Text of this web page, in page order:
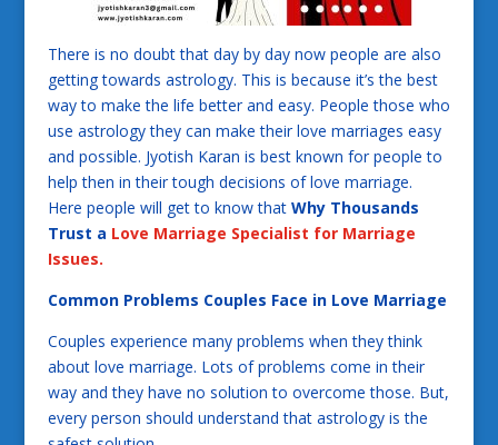
There is no doubt that day by day now people are also
getting towards astrology. This is because it’s the best
way to make the life better and easy. People those who
use astrology they can make their love marriages easy
and possible. Jyotish Karan is best known for people to
help then in their tough decisions of love marriage.
Here people will get to know that Why Thousands
Trust a Love Marriage Specialist for Marriage
Issues.
Common Problems Couples Face in Love Marriage
Couples experience many problems when they think
about love marriage. Lots of problems come in their
way and they have no solution to overcome those. But,
every person should understand that astrology is the